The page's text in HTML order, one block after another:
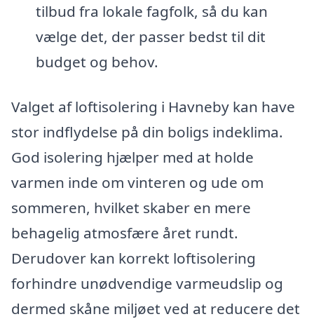
tilbud fra lokale fagfolk, så du kan
vælge det, der passer bedst til dit
budget og behov.
Valget af loftisolering i Havneby kan have
stor indflydelse på din boligs indeklima.
God isolering hjælper med at holde
varmen inde om vinteren og ude om
sommeren, hvilket skaber en mere
behagelig atmosfære året rundt.
Derudover kan korrekt loftisolering
forhindre unødvendige varmeudslip og
dermed skåne miljøet ved at reducere det